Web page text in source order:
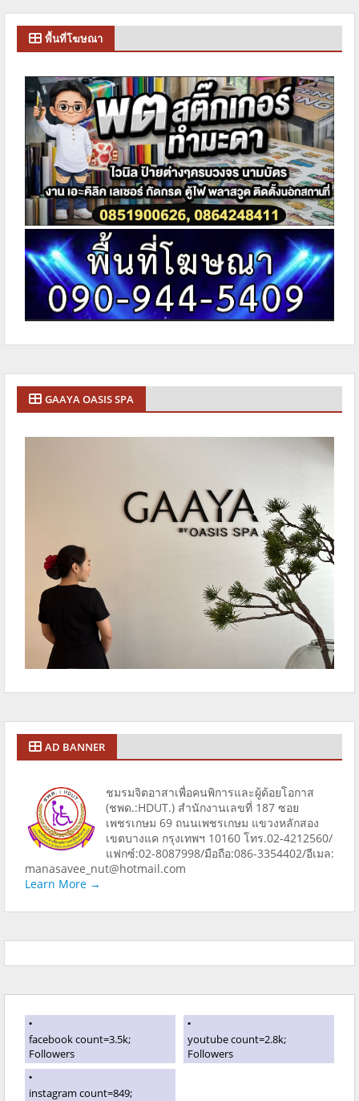
พื้นที่โฆษณา
GAAYA OASIS SPA
AD BANNER
ชมรมจิตอาสาเพื่อคนพิการและผู้ด้อยโอกาส
(ชพด.:HDUT.) สำนักงานเลขที่ 187 ซอย
เพชรเกษม 69 ถนนเพชรเกษม แขวงหลักสอง
เขตบางแค กรุงเทพฯ 10160 โทร.02-4212560/
แฟกซ์:02-8087998/มือถือ:086-3354402/อีเมล:
manasavee_nut@hotmail.com
Learn More →
facebook count=3.5k;
Followers
youtube count=2.8k;
Followers
instagram count=849;